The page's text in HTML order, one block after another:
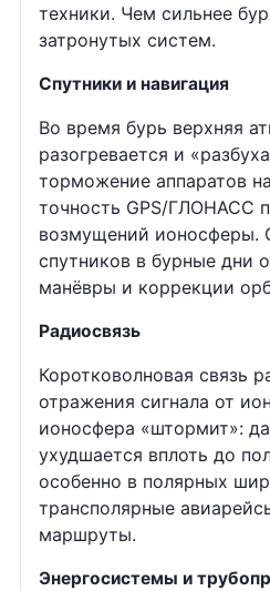
техники. Чем сильнее
затронутых систем.
Спутники и навигация
Во время бурь верхняя
разогревается и
торможение аппаратов
точность GPS/ГЛОНАСС
возмущений ионосферы.
спутников в бурные дни
манёвры и коррекции
Радиосвязь
Коротковолновая связь
отражения сигнала от
ионосфера «штормит»:
ухудшается вплоть до
особенно в полярных
трансполярные
маршруты.
Энергосистемы и